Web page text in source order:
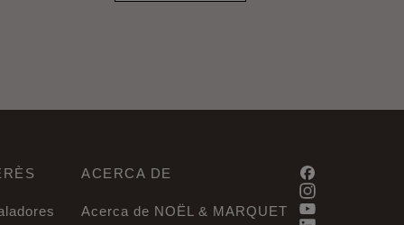
ACERCA DE
Acerca de NOËL & MARQUET